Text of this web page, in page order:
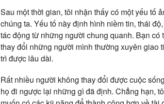
Sau một thời gian, tôi nhận thấy có một yếu tố
chúng ta. Yếu tố này định hình niềm tin, thái
tác động từ những người chung quanh. Bạn
thay đổi những người mình thường xuyên giao
trì được lâu dài.
Rất nhiều người không thay đổi được cuộc
họ đi ngược lại những gì đã định. Chẳng hạn,